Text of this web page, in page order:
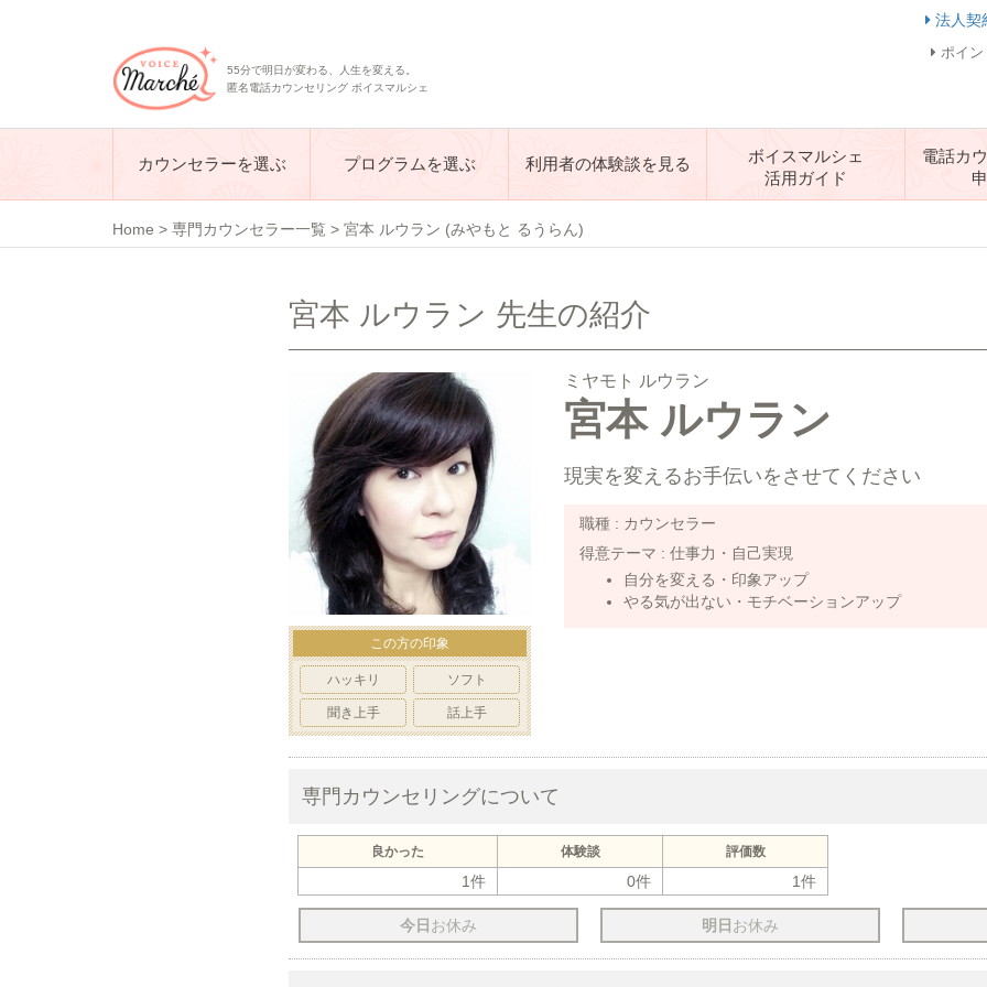
法人契
55分で明日が変わる、人生を変える。
匿名電話カウンセリング ボイスマルシェ
ポイン
カウンセラーを選ぶ プログラムを選ぶ 利用者の体験談を見る
ボイスマルシェ
活用ガイド
電話カ
Home > 専門カウンセラー一覧 > 宮本 ルウラン (みやもと るうらん)
宮本 ルウラン 先生の紹介
ミヤモト ルウラン
宮本 ルウラン
現実を変えるお手伝いをさせてください
職種 : カウンセラー
得意テーマ : 仕事力・自己実現
自分を変える・印象アップ
やる気が出ない・モチベーションアップ
この方の印象
ハッキリ ソフト
聞き上手 話上手
専門カウンセリングについて
良かった 体験談 評価数
1件 0件 1件
今日 お休み 明日 お休み